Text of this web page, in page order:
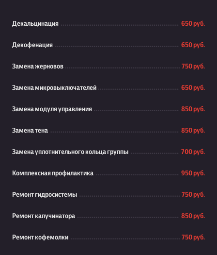
Декальцинация 650 руб.
Декофенация 650 руб.
Замена жерновов 750 руб.
Замена микровыключателей 650 руб.
Замена модуля управления 850 руб.
Замена тена 850 руб.
Замена уплотнительного кольца группы 700 руб.
Комплексная профилактика 950 руб.
Ремонт гидросистемы 750 руб.
Ремонт капучинатора 850 руб.
Ремонт кофемолки 750 руб.